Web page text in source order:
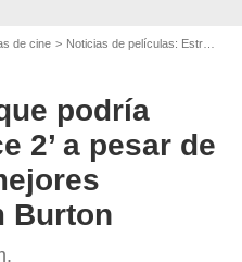
de cine Noticias de películas: Estreno de película
podría
2’ a pesar de
Burton
Pictures